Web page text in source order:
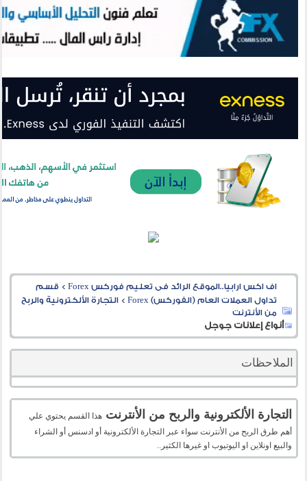
اف اكس ارابيا..الموقع الرائد فى تعليم فوركس Forex > قسم
تداول العملات العام (الفوركس) Forex
>التجارة الألكترونية والربح
من الأنترنت
أنواع إعلانات جوجل
الملاحظات
التجارة الألكترونية والربح من الأنترنت هذا القسم يحتوي علي
أهم طرق الربح من الأنترنت سواء عبر التجارة الألكترونية أو ادسنس أو الشراء
والبيع اونلاين او اليوتيوب او غيرها الكثير..